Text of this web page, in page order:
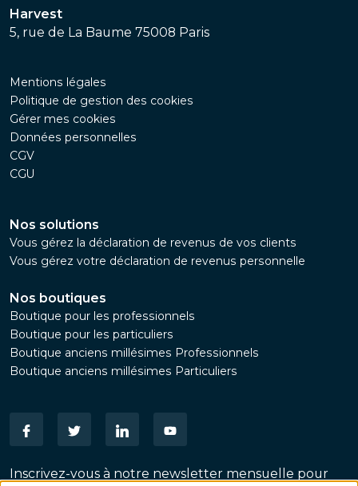
Harvest
5, rue de La Baume 75008 Paris
Mentions légales
Politique de gestion des cookies
Gérer mes cookies
Données personnelles
CGV
CGU
Nos solutions
Vous gérez la déclaration de revenus de vos clients
Vous gérez votre déclaration de revenus personnelle
Nos boutiques
Boutique pour les professionnels
Boutique pour les particuliers
Boutique anciens millésimes Professionnels
Boutique anciens millésimes Particuliers
Inscrivez-vous à notre newsletter mensuelle pour